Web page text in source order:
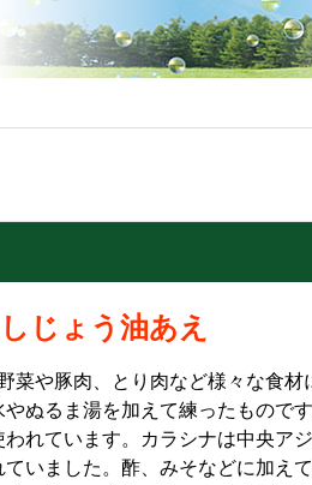
じょう油あえ
菜や豚肉、とり肉など様々な食
ぬるま湯を加えて練ったもので
れています。カラシナは中央ア
いました。酢、みそなどに加え